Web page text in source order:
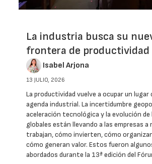
La industria busca su
frontera de productividad
Isabel Arjona
13 JULIO, 2026
La productividad vuelve a ocupar un lugar
agenda industrial. La incertidumbre
aceleración tecnológica y la evolución de
globales están llevando a las empresas a
trabajan, cómo invierten, cómo
cómo generan valor. Estos fueron
abordados durante la 13ª edición del